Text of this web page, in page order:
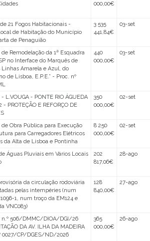
000,00€
21 Fogos Habitacionais -
de Habitação do Município
de Penaguião
3 535
441,84€
03-set
Remodelação da 1ª Esquadra
no Interface do Marquês de
Linhas Amarela e Azul, do
de Lisboa, E.P.E.” - Proc. nº
440
000,00€
03-set
L.VOUGA - PONTE RIO ÁGUEDA
- PROTEÇÃO E REFORÇO DE
350
000,00€
02-set
Obra Pública para Execução
para Carregadores Elétricos
da Alta de Lisboa e Pontinha
8 250
000,00€
02-set
Águas Pluviais em Vários Locais
202
817,06€
28-ago
da circulação rodoviária
pelas intempéries (num
1, num troço da EM124 e
VNC083)
128
840,00€
27-ago
n.º 506/DMMC/DIOA/DGI/26
DA AV. ILHA DA MADEIRA
0027/CP/DGES/ND/2026
365
000,00€
26-ago